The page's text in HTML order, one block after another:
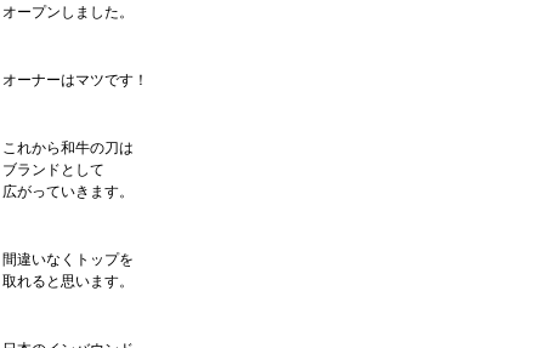
オープンしました。
オーナーはマツです！
これから和牛の刀は
ブランドとして
広がっていきます。
間違いなくトップを
取れると思います。